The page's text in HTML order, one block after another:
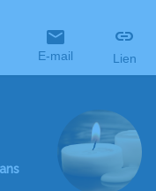
E-mail Lien